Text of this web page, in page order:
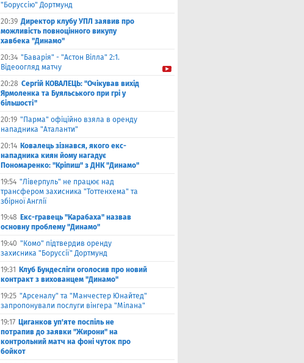
"Боруссію" Дортмунд
20:39 Директор клубу УПЛ заявив про
можливість повноцінного викупу
хавбека "Динамо"
20:34 "Баварія" - "Астон Вілла" 2:1.
Відеоогляд матчу
20:28 Сергій КОВАЛЕЦЬ: "Очікував вихід
Ярмоленка та Буяльського при грі у
більшості"
20:19 "Парма" офіційно взяла в оренду
нападника "Аталанти"
20:14 Ковалець зізнався, якого екс-
нападника киян йому нагадує
Пономаренко: "Кріпиш" з ДНК "Динамо"
19:54 "Ліверпуль" не працює над
трансфером захисника "Тоттенхема" та
збірної Англії
19:48 Екс-гравець "Карабаха" назвав
основну проблему "Динамо"
19:40 "Комо" підтвердив оренду
захисника "Боруссії" Дортмунд
19:31
Клуб Бундесліги оголосив про новий
контракт з вихованцем "Динамо"
19:25 "Арсеналу" та "Манчестер Юнайтед"
запропонували послуги вінгера "Мілана"
19:17 Циганков уп'яте поспіль не
потрапив до заявки "Жирони" на
контрольний матч на фоні чуток про
бойкот